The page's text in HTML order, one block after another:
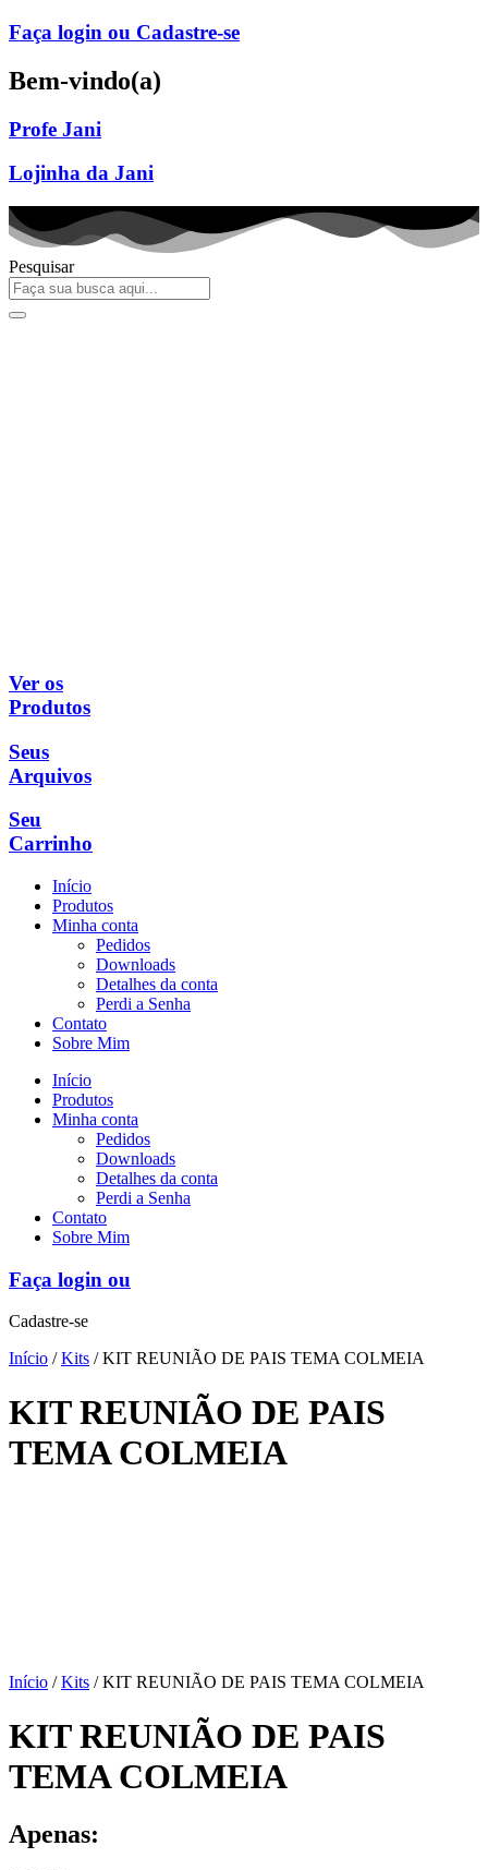
Ir
para
o
conteúdo
Faça login ou Cadastre-se
Bem-vindo(a)
Profe Jani
Lojinha da Jani
Pesquisar
Ver os
Produtos
Seus
Arquivos
Seu
Carrinho
Início
Produtos
Minha conta
Pedidos
Downloads
Detalhes da conta
Perdi a Senha
Contato
Sobre Mim
Início
Produtos
Minha conta
Pedidos
Downloads
Detalhes da conta
Perdi a Senha
Contato
Sobre Mim
Faça login ou
Cadastre-se
Início /Kits / KIT REUNIÃO DE PAIS TEMA COLMEIA
KIT REUNIÃO DE PAIS
TEMA COLMEIA
Início /Kits / KIT REUNIÃO DE PAIS TEMA COLMEIA
KIT REUNIÃO DE PAIS
TEMA COLMEIA
Apenas: